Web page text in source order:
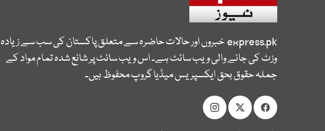
express.pkخبروں اور حالات حاضرہ سے متعلق پاکستان کی سب سے زیادہ
وزٹ کی جانے والی ویب سائٹ ہے۔ اس ویب سائٹ پر شائع شدہ تمام مواد کے
جملہ حقوق بحق ایکسپریس میڈیا گروپ محفوظ ہیں۔